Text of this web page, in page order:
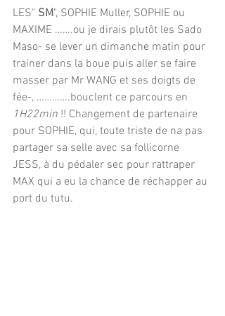
LES" SM", SOPHIE Muller, SOPHIE ou
MAXIME …….ou je dirais plutôt les Sado
Maso- se lever un dimanche matin pour
trainer dans la boue puis aller se faire
masser par Mr WANG et ses doigts de
fée-, ………….bouclent ce parcours en
1H22min !! Changement de partenaire
pour SOPHIE, qui, toute triste de na pas
partager sa selle avec sa follicorne
JESS, à du pédaler sec pour rattraper
MAX qui a eu la chance de réchapper au
port du tutu.